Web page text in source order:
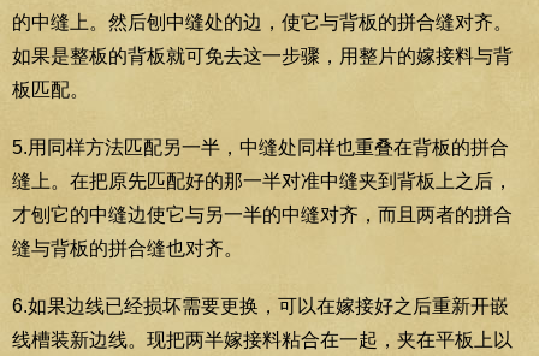
的中缝上。然后刨中缝处的边，使它与背板的拼合缝对齐。
如果是整板的背板就可免去这一步骤，用整片的嫁接料与背
板匹配。
5.用同样方法匹配另一半，中缝处同样也重叠在背板的拼合
缝上。在把原先匹配好的那一半对准中缝夹到背板上之后，
才刨它的中缝边使它与另一半的中缝对齐，而且两者的拼合
缝与背板的拼合缝也对齐。
6.如果边线已经损坏需要更换，可以在嫁接好之后重新开嵌
线槽装新边线。现把两半嫁接料粘合在一起，夹在平板上以